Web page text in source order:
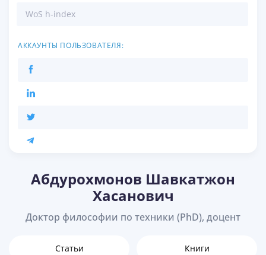
WoS h-index
АККАУНТЫ ПОЛЬЗОВАТЕЛЯ:
Абдурохмонов Шавкатжон
Хасанович
Доктор философии по техники (PhD), доцент
Статьи Книги